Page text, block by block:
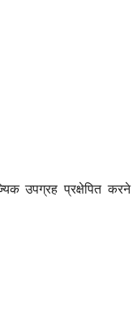
उपग्रह प्रक्षेपित करने